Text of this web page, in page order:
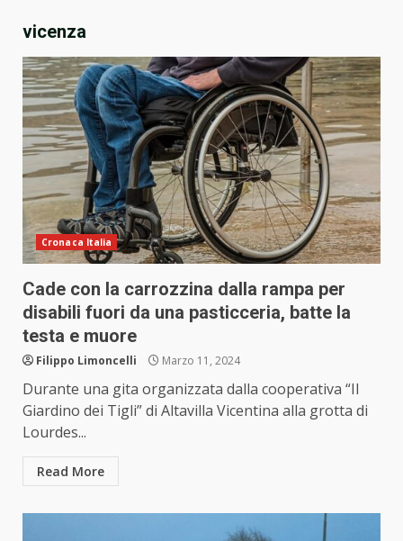
vicenza
Cronaca Italia
Cade con la carrozzina dalla rampa per
disabili fuori da una pasticceria, batte la
testa e muore
Filippo Limoncelli Marzo 11, 2024
Durante una gita organizzata dalla cooperativa “Il
Giardino dei Tigli” di Altavilla Vicentina alla grotta di
Lourdes...
Read More